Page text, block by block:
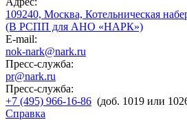
109240, Москва, Котельническая
(В РСПП для АНО «НАРК»)
E-mail:
nok-nark@nark.ru
Пресс-служба:
pr@nark.ru
Пресс-служба:
+7 (495) 966-16-86 (доб. 1019 или
Справка